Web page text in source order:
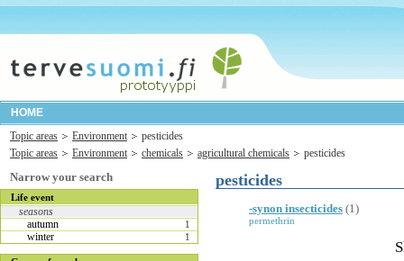
HOME
Topic areas
Environment
pesticides
Topic areas
Environment chemicals agricultural chemicals pesticides
Narrow your search
Life event
seasons
autumn
1
winter 1
pesticides
-synon insecticides (1)
permethrin